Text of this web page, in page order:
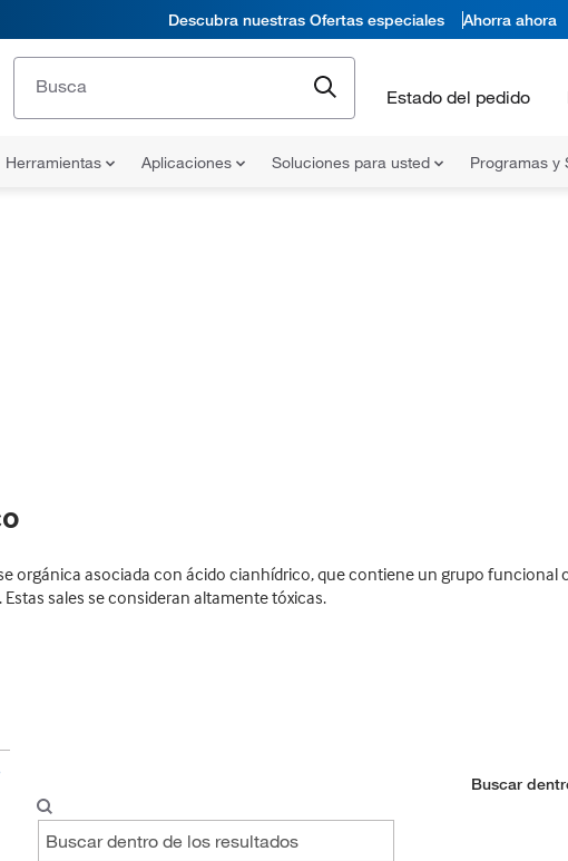
Descubra nuestras Ofertas especiales Ahorra ahora
Estado del pedido
Herramientas Aplicaciones Soluciones para usted Programas y
orgánica asociada con ácido cianhídrico, que contiene un grupo
sales se consideran altamente tóxicas.
Buscar